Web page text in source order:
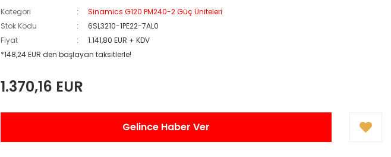
Kategori
Sinamics G120 PM240-2 Güç Üniteleri
Stok Kodu
6SL3210-1PE22-7AL0
Fiyat
1.141,80 EUR + KDV
*148,24 EUR den başlayan taksitlerle!
1.370,16 EUR
Gelince Haber Ver